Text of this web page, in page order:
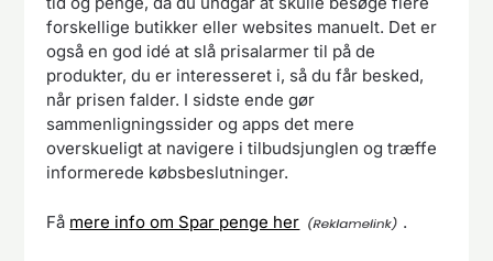
forskellige butikker eller websites manuelt. Det er
også en god idé at slå prisalarmer til på de
produkter, du er interesseret i, så du får besked,
når prisen falder. I sidste ende gør
sammenligningssider og apps det mere
overskueligt at navigere i tilbudsjunglen og træffe
informerede købsbeslutninger.
Få mere info om Spar penge her .